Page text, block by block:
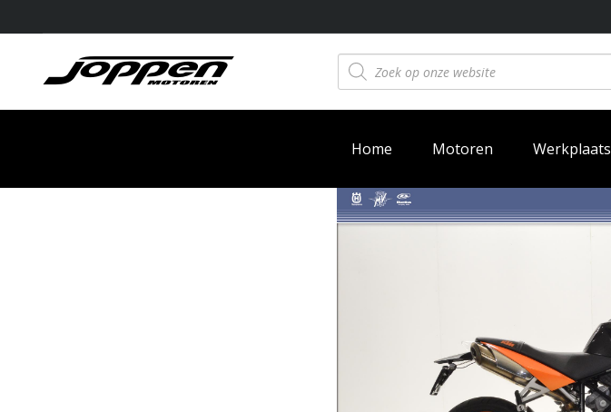
Producten
zoeken
Home Motoren Werkplaats